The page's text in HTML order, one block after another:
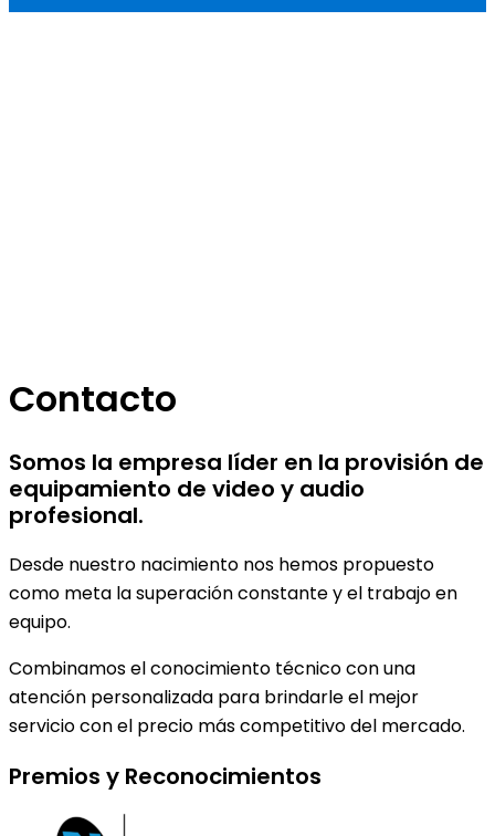
Contacto
Somos la empresa líder en la provisión de
equipamiento de video y audio
profesional.
Desde nuestro nacimiento nos hemos propuesto
como meta la superación constante y el trabajo en
equipo.
Combinamos el conocimiento técnico con una
atención personalizada para brindarle el mejor
servicio con el precio más competitivo del mercado.
Premios y Reconocimientos